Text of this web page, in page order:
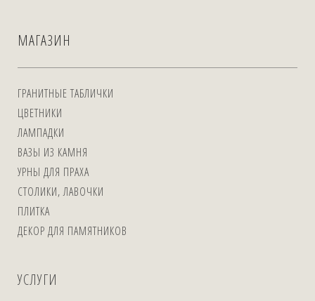
МАГАЗИН
ГРАНИТНЫЕ ТАБЛИЧКИ
ЦВЕТНИКИ
ЛАМПАДКИ
ВАЗЫ ИЗ КАМНЯ
УРНЫ ДЛЯ ПРАХА
СТОЛИКИ, ЛАВОЧКИ
ПЛИТКА
ДЕКОР ДЛЯ ПАМЯТНИКОВ
УСЛУГИ